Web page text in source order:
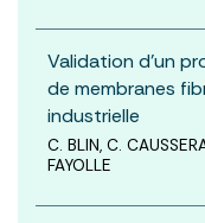
Validation d’un
de membranes
industrielle
C. BLIN, C.
FAYOLLE